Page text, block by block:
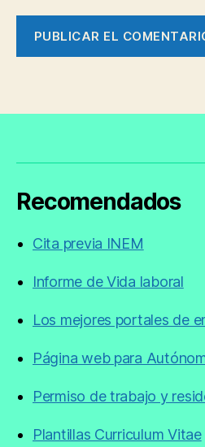
Recomendados
Cita previa INEM
Informe de Vida laboral
Los mejores portales de
Página web para
Permiso de trabajo y
Plantillas Curriculum Vitae